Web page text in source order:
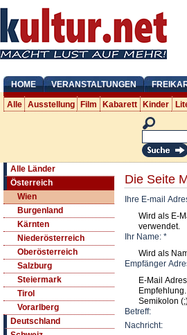
HOME VERANSTALTUNGEN
Alle Ausstellung Film Kabarett Kinder
Alle Länder
Österreich
Wien
Burgenland
Kärnten
Niederösterreich
Oberösterreich
Salzburg
Steiermark
Tirol
Vorarlberg
Deutschland
Die Seite
Ihre E-mail
Wird als E-
verwendet.
Ihr Name: *
Wird als
Empfänger
E-Mail
Semikolon
Betreff:
Nachricht: